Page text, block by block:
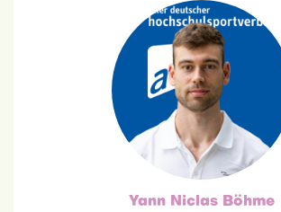
Yann Niclas Böhme
Yann Niclas Böhme
Uni Jena
02.08.1997
Lehramt Geographie/Sport
Team: 6. Platz